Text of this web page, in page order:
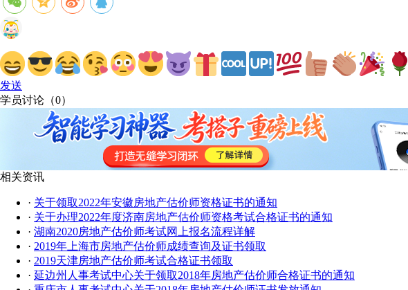
发送
学员讨论（0）
相关资讯
· 关于领取2022年安徽房地产估价师资格证书的通知
· 关于办理2022年度济南房地产估价师资格考试合格证书的通知
· 湖南2020房地产估价师考试网上报名流程详解
· 2019年上海市房地产估价师成绩查询及证书领取
· 2019天津房地产估价师考试合格证书领取
· 延边州人事考试中心关于领取2018年房地产估价师合格证书的通知